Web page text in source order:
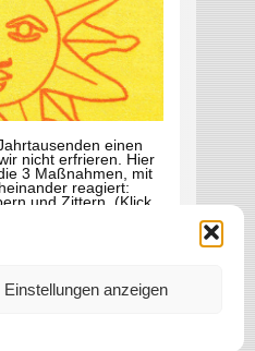
Einstellungen anzeigen
einen
nicht erfrieren. Hier
3 Maßnahmen, mit
reagiert:
und Zittern. (Klick